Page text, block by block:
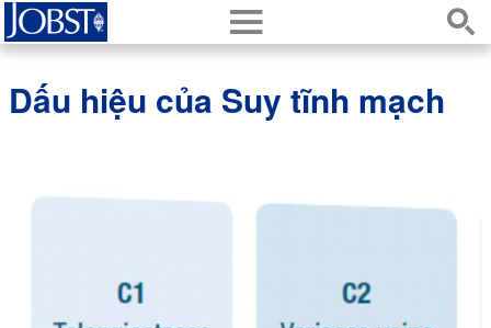
s
h
Dấu hiệu của Suy tĩnh mạch